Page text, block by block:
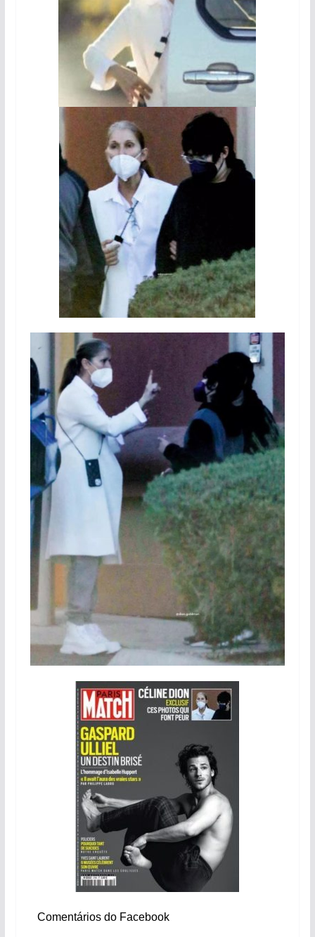
Comentários do Facebook